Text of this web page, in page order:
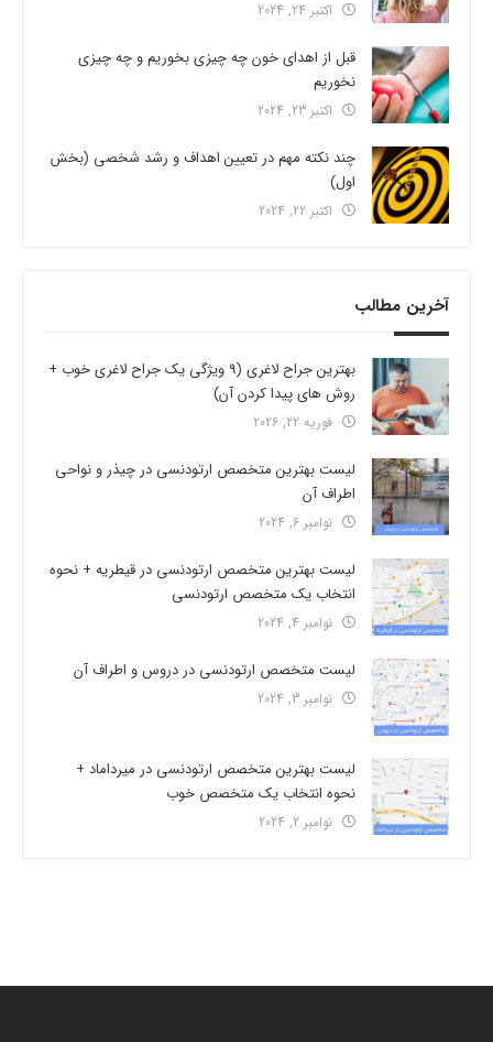
اکتبر 24, 2024
قبل از اهدای خون چه چیزی بخوریم و چه چیزی
نخوریم
اکتبر 23, 2024
چند نکته مهم در تعیین اهداف و رشد شخصی (بخش
اول)
اکتبر 22, 2024
آخرین مطالب
بهترین جراح لاغری (9 ویژگی یک جراح لاغری خوب +
روش های پیدا کردن آن)
فوریه 22, 2026
لیست بهترین متخصص ارتودنسی در چیذر و نواحی
اطراف آن
نوامبر 6, 2024
لیست بهترین متخصص ارتودنسی در قیطریه + نحوه
انتخاب یک متخصص ارتودنسی
نوامبر 4, 2024
لیست متخصص ارتودنسی در دروس و اطراف آن
نوامبر 3, 2024
لیست بهترین متخصص ارتودنسی در میرداماد +
نحوه انتخاب یک متخصص خوب
نوامبر 2, 2024